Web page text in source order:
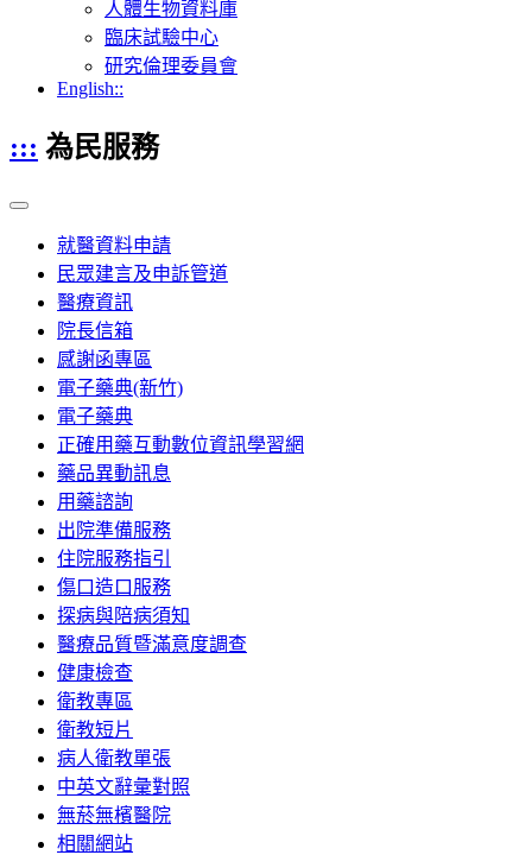
人體生物資料庫
臨床試驗中心
研究倫理委員會
English::
::: 為民服務
就醫資料申請
民眾建言及申訴管道
醫療資訊
院長信箱
感謝函專區
電子藥典(新竹)
電子藥典
正確用藥互動數位資訊學習網
藥品異動訊息
用藥諮詢
出院準備服務
住院服務指引
傷口造口服務
探病與陪病須知
醫療品質暨滿意度調查
健康檢查
衛教專區
衛教短片
病人衛教單張
中英文辭彙對照
無菸無檳醫院
相關網站